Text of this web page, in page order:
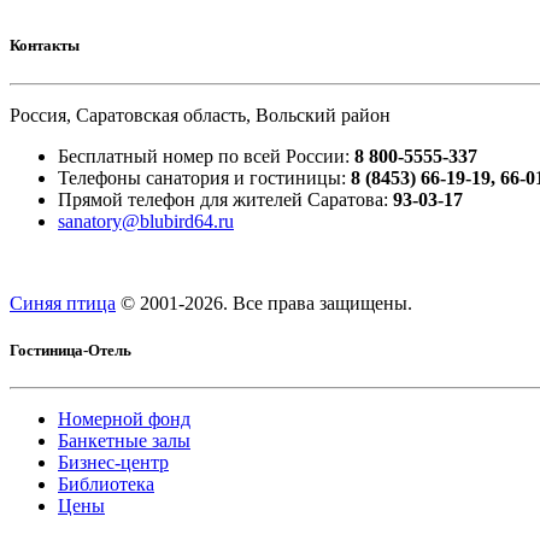
Контакты
Россия, Саратовская область, Вольский район
Бесплатный номер по всей России: 8 800-5555-337
Телефоны санатория и гостиницы: 8 (8453) 66-19-19, 66-
Прямой телефон для жителей Саратова: 93-03-17
sanatory@blubird64.ru
Синяя птица © 2001-2026. Все права защищены.
Гостиница-Отель
Номерной фонд
Банкетные залы
Бизнес-центр
Библиотека
Цены